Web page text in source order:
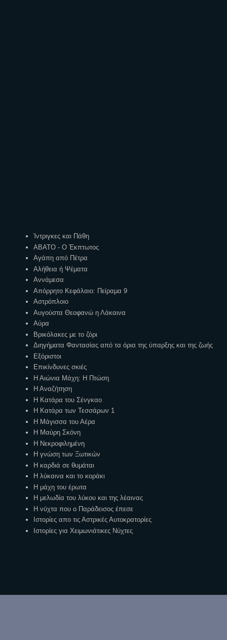
Ίντριγκες και Πάθη
ΑΒΑΤΟ - Ο Έκπτωτος
Αγάπη από Πέτρα
Αλήθεια ή Ψέματα
Αννάμεσα
Απόρρητο Κεφάλαιο: Πείραμα 9
Αστρόπλοιο
Αυγούστα Θεοφανώ η Λάκαινα
Αύρα
Βρικόλακες με το ζόρι
Διηγήματα Φαντασίας από τα όρια της ύπαρξης και της ζωής
Εξόριστοι
Επικίνδυνες σκιές
Η Αιώνια Μάχη: Η Πτώση
Η Αναζήτηση
Η Κατάρα του Σένγκαο
Η Κατάρα των Τεσσάρων 1
Η Μάγισσα του Αέρα
Η Μαύρη Σκόνη
Η Νεκροφιλημένη
Η γνώση των Ξωτικών
Η καρδιά σε θυμάται
Η λύκαινα και το κοράκι
Η μάχη του έρωτα
Η μελωδία του λύκου και της λέαινας
Η νύχτα που ο Παράδεισος έπεσε
Ιστορίες απο τις Αστρικές Αυτοκρατορίες
Ιστορίες για Χειμωνιάτικες Νύχτες